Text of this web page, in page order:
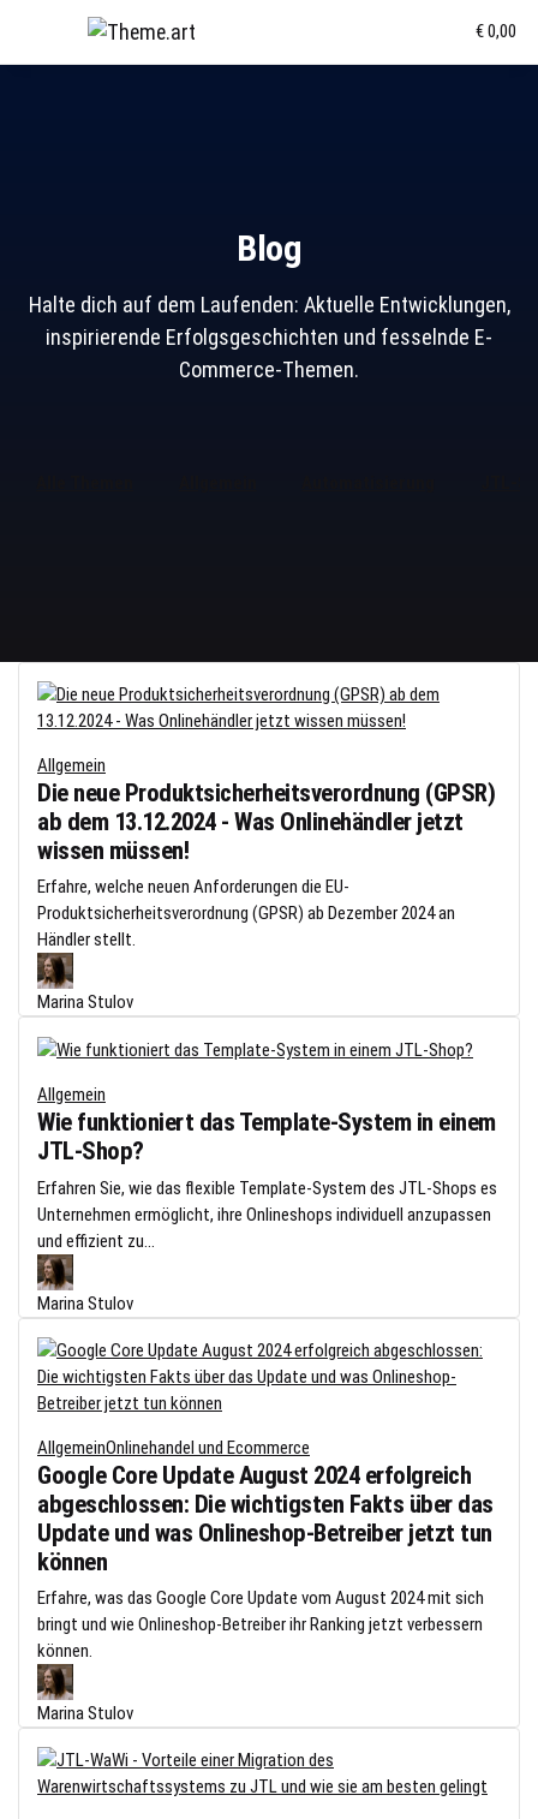
€ 0,00
Blog
Halte dich auf dem Laufenden: Aktuelle Entwicklungen,
inspirierende Erfolgsgeschichten und fesselnde E-
Commerce-Themen.
Allgemein
Die neue Produktsicherheitsverordnung (GPSR)
ab dem 13.12.2024 - Was Onlinehändler jetzt
wissen müssen!
Erfahre, welche neuen Anforderungen die EU-
Produktsicherheitsverordnung (GPSR) ab Dezember 2024 an
Händler stellt.
Marina Stulov
Allgemein
Wie funktioniert das Template-System in einem
JTL-Shop?
Erfahren Sie, wie das flexible Template-System des JTL-Shops es
Unternehmen ermöglicht, ihre Onlineshops individuell anzupassen
und effizient zu...
Marina Stulov
AllgemeinOnlinehandel und Ecommerce
Google Core Update August 2024 erfolgreich
abgeschlossen: Die wichtigsten Fakts über das
Update und was Onlineshop-Betreiber jetzt tun
können
Erfahre, was das Google Core Update vom August 2024 mit sich
bringt und wie Onlineshop-Betreiber ihr Ranking jetzt verbessern
können.
Marina Stulov